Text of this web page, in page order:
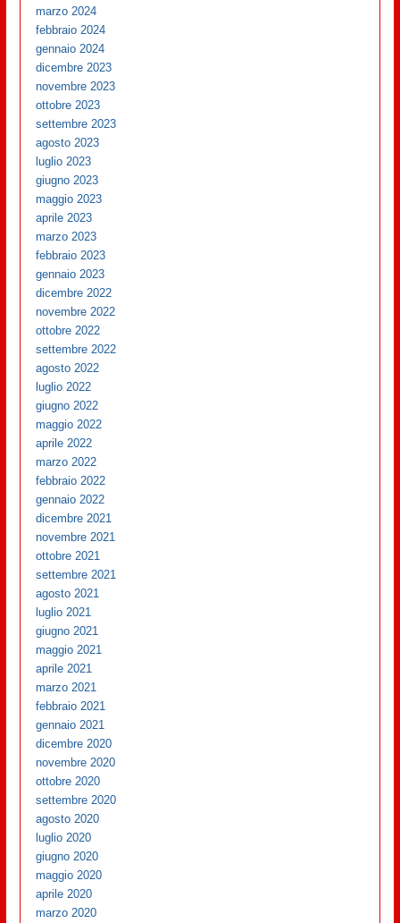
marzo 2024
febbraio 2024
gennaio 2024
dicembre 2023
novembre 2023
ottobre 2023
settembre 2023
agosto 2023
luglio 2023
giugno 2023
maggio 2023
aprile 2023
marzo 2023
febbraio 2023
gennaio 2023
dicembre 2022
novembre 2022
ottobre 2022
settembre 2022
agosto 2022
luglio 2022
giugno 2022
maggio 2022
aprile 2022
marzo 2022
febbraio 2022
gennaio 2022
dicembre 2021
novembre 2021
ottobre 2021
settembre 2021
agosto 2021
luglio 2021
giugno 2021
maggio 2021
aprile 2021
marzo 2021
febbraio 2021
gennaio 2021
dicembre 2020
novembre 2020
ottobre 2020
settembre 2020
agosto 2020
luglio 2020
giugno 2020
maggio 2020
aprile 2020
marzo 2020